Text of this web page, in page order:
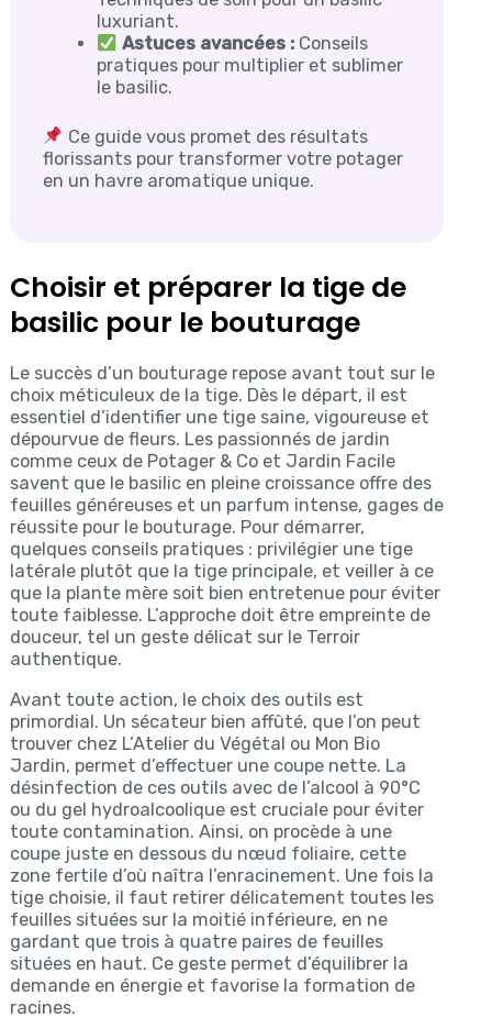
luxuriant.
Astuces avancées :Conseils
pratiques pour multiplier et sublimer
le basilic.
Ce guide vous promet des résultats
florissants pour transformer votre potager
en un havre aromatique unique.
Choisir et préparer la tige de
basilic pour le bouturage
Le succès d’un bouturage repose avant tout sur le
choix méticuleux de la tige. Dès le départ, il est
essentiel d’identifier une tige saine, vigoureuse et
dépourvue de fleurs. Les passionnés de jardin
comme ceux de Potager & Co et Jardin Facile
savent que le basilic en pleine croissance offre des
feuilles généreuses et un parfum intense, gages de
réussite pour le bouturage. Pour démarrer,
quelques conseils pratiques : privilégier une tige
latérale plutôt que la tige principale, et veiller à ce
que la plante mère soit bien entretenue pour éviter
toute faiblesse. L’approche doit être empreinte de
douceur, tel un geste délicat sur le Terroir
authentique.
Avant toute action, le choix des outils est
primordial. Un sécateur bien affûté, que l’on peut
trouver chez L’Atelier du Végétal ou Mon Bio
Jardin, permet d’effectuer une coupe nette. La
désinfection de ces outils avec de l’alcool à 90°C
ou du gel hydroalcoolique est cruciale pour éviter
toute contamination. Ainsi, on procède à une
coupe juste en dessous du nœud foliaire, cette
zone fertile d’où naîtra l’enracinement. Une fois la
tige choisie, il faut retirer délicatement toutes les
feuilles situées sur la moitié inférieure, en ne
gardant que trois à quatre paires de feuilles
situées en haut. Ce geste permet d’équilibrer la
demande en énergie et favorise la formation de
racines.